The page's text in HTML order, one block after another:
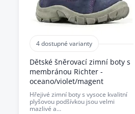
4 dostupné varianty
Dětské šněrovací zimní boty s
membránou Richter -
oceano/violet/magent
Hřejivé zimní boty s vysoce kvalitní
plyšovou podšívkou jsou velmi
mazlivé a…